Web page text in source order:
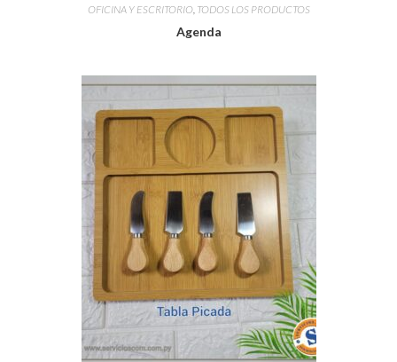
OFICINA Y ESCRITORIO, TODOS LOS PRODUCTOS
Agenda